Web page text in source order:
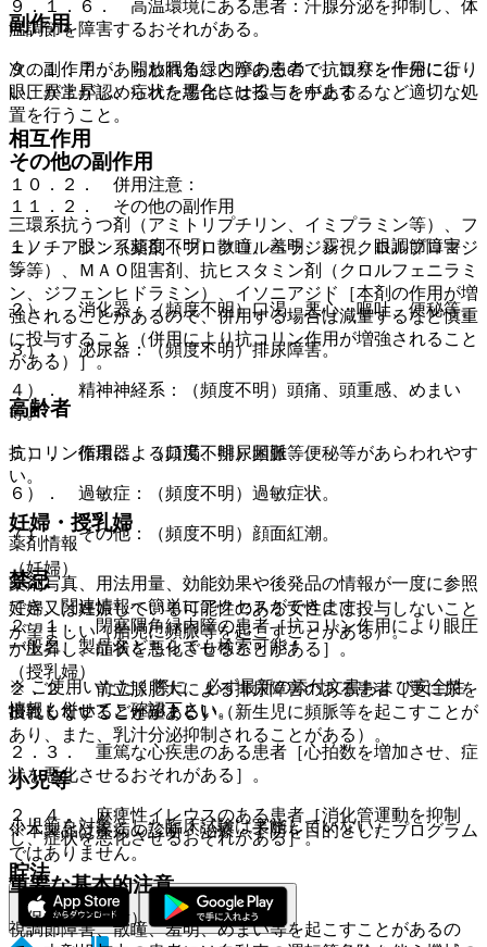
９．１．６． 高温環境にある患者：汗腺分泌を抑制し、体
温調節を障害するおそれがある。
９．１．７． 開放隅角緑内障の患者：抗コリン作用により
眼圧が上昇し、症状を悪化させることがある。
相互作用
１０．２． 併用注意：
三環系抗うつ剤（アミトリプチリン、イミプラミン等）、フ
ェノチアジン系薬剤（プロクロルペラジン、クロルプロマジ
ン等）、ＭＡＯ阻害剤、抗ヒスタミン剤（クロルフェニラミ
ン、ジフェンヒドラミン）、イソニアジド［本剤の作用が増
強されることがあるので、併用する場合は減量するなど慎重
に投与すること（併用により抗コリン作用が増強されること
がある）］。
高齢者
抗コリン作用による口渇、排尿困難、便秘等があらわれやす
い。
妊婦・授乳婦
（妊婦）
妊婦又は妊娠している可能性のある女性には投与しないこと
が望ましい（胎児に頻脈等を起こすことがある）。
（授乳婦）
授乳しないことが望ましい（新生児に頻脈等を起こすことが
あり、また、乳汁分泌抑制されることがある）。
小児等
小児等を対象とした臨床試験は実施していない。
貯法
（保管上の注意）
副作用
次の副作用があらわれることがあるので、観察を十分に行
い、異常が認められた場合には投与を中止するなど適切な処
置を行うこと。
その他の副作用
１１．２． その他の副作用
１）． 眼：（頻度不明）散瞳、羞明、霧視、眼調節障害
等。
２）． 消化器：（頻度不明）口渇、悪心・嘔吐、便秘等。
３）． 泌尿器：（頻度不明）排尿障害。
４）． 精神神経系：（頻度不明）頭痛、頭重感、めまい
等。
５）． 循環器：（頻度不明）頻脈等。
６）． 過敏症：（頻度不明）過敏症状。
７）． その他：（頻度不明）顔面紅潮。
禁忌
２．１． 閉塞隅角緑内障の患者［抗コリン作用により眼圧
が上昇し、症状を悪化させることがある］。
２．２． 前立腺肥大による排尿障害のある患者［更に尿を
出にくくすることがある］。
２．３． 重篤な心疾患のある患者［心拍数を増加させ、症
状を悪化させるおそれがある］。
２．４． 麻痺性イレウスのある患者［消化管運動を抑制
し、症状を悪化させるおそれがある］。
重要な基本的注意
視調節障害、散瞳、羞明、めまい等を起こすことがあるの
薬剤情報
薬剤写真、用法用量、効能効果や後発品の情報が一度に参照
でき、関連情報へ簡単にアクセスができます。
一般名、製品名どちらでも検索可能！
※ ご使用いただく際に、必ず最新の添付文書および安全性
情報も併せてご確認下さい。
※本製品は疾病の診断・治療・予防を目的としたプログラム
ではありません。